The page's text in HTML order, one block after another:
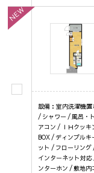
NEW
設備：室内洗濯機
/ シャワー / 風呂・
アコン / ＩＨクッ
BOX / ディンプル
ット / フローリン
インターネット対
ンターホン / 敷地